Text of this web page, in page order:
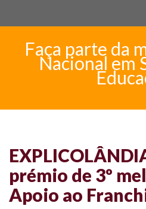
Faça parte da
Nacional em
prémio de 3º
Apoio ao